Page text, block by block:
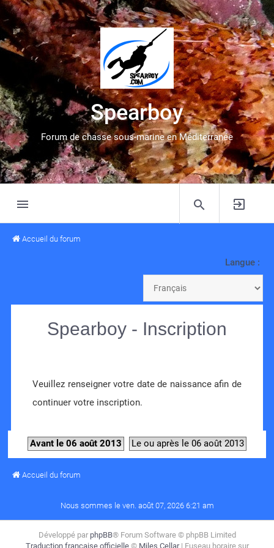
Spearboy
Forum de chasse sous-marine en Méditerranée
Accueil du forum
Langue :
Spearboy - Inscription
Veuillez renseigner votre date de naissance afin de
continuer votre inscription.
Avant le 06 août 2013 Le ou après le 06 août 2013
Accueil du forum
Nous sommes le ven. août 07, 2026 6:21 am
Développé par phpBB® Forum Software © phpBB Limited
Traduction française officielle© Miles Cellar | Fuseau horaire sur